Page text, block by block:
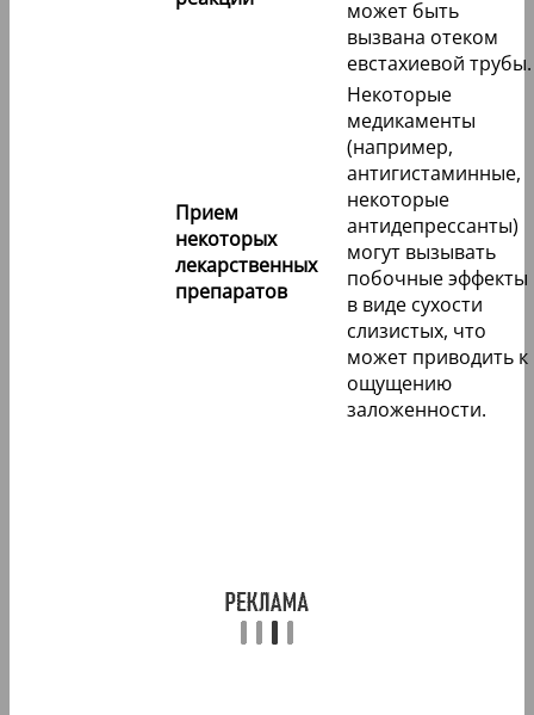
может быть
вызвана отеком
евстахиевой трубы.
Прием
некоторых
лекарственных
препаратов
Некоторые
медикаменты
(например,
антигистаминные,
некоторые
антидепрессанты)
могут вызывать
побочные эффекты
в виде сухости
слизистых, что
может приводить к
ощущению
заложенности.